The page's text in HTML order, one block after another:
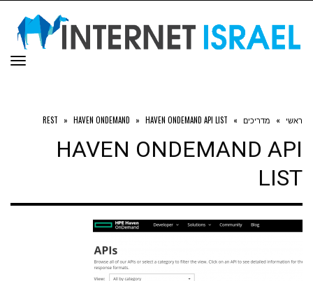
ראשי » מדריכים »
REST » HAVEN ONDEMAND » HAVEN ONDEMAND API LIST
HAVEN ONDEMAND API
LIST